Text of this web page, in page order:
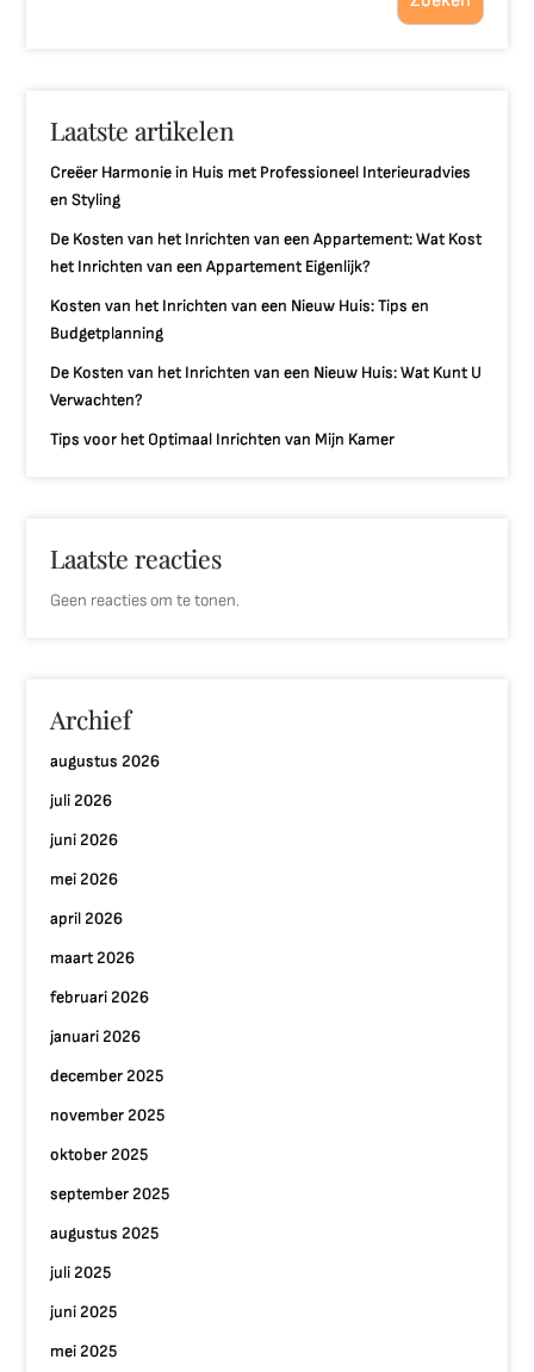
Laatste artikelen
Creëer Harmonie in Huis met Professioneel Interieuradvies
en Styling
De Kosten van het Inrichten van een Appartement: Wat Kost
het Inrichten van een Appartement Eigenlijk?
Kosten van het Inrichten van een Nieuw Huis: Tips en
Budgetplanning
De Kosten van het Inrichten van een Nieuw Huis: Wat Kunt U
Verwachten?
Tips voor het Optimaal Inrichten van Mijn Kamer
Laatste reacties
Geen reacties om te tonen.
Archief
augustus 2026
juli 2026
juni 2026
mei 2026
april 2026
maart 2026
februari 2026
januari 2026
december 2025
november 2025
oktober 2025
september 2025
augustus 2025
juli 2025
juni 2025
mei 2025